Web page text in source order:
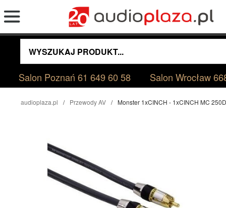
Salon Poznań61 649 60 58 Salon Wrocław
audioplaza.pl Przewody AV Monster 1xCINCH - 1xCINCH MC